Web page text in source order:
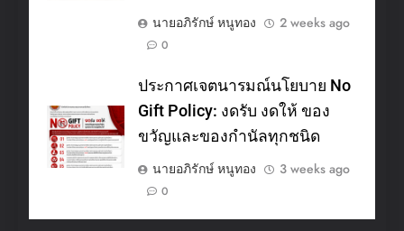
นายอภิรักษ์ หนูทอง
2 weeks ago
0
ประกาศเจตนารมณ์นโยบาย No
Gift Policy: งดรับ งดให้ ของ
ขวัญและของกำนัลทุกชนิด
นายอภิรักษ์ หนูทอง
3 weeks ago
0